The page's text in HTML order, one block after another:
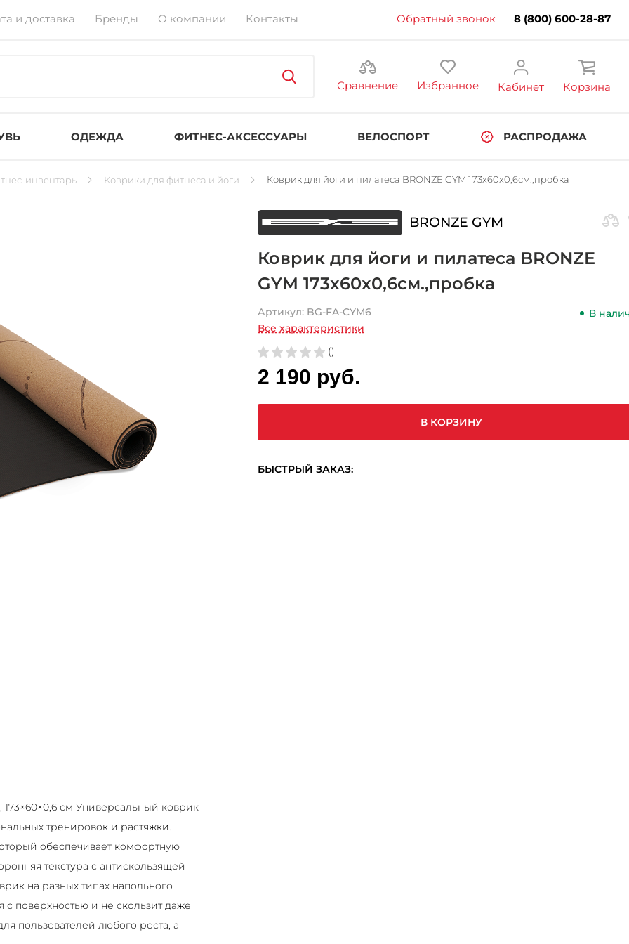
и доставка Бренды О компании Контакты Обратный звонок 8 (800) 600-28-87
Сравнение Избранное Кабинет Корзина
ОДЕЖДА ФИТНЕС-АКСЕССУАРЫ ВЕЛОСПОРТ РАСПРОДАЖА
инвентарь Коврики для фитнеса и йоги Коврик для йоги и пилатеса BRONZE GYM 173x60x0,6см.,пробка
см Универсальный коврик
тренировок и растяжки.
обеспечивает комфортную
текстура с антискользящей
на разных типах напольного
поверхностью и не скользит даже
пользователей любого роста, а
BRONZE GYM
Коврик для йоги и пилатеса BRONZE
GYM 173x60x0,6см.,пробка
Артикул: BG-FA-CYM6
В
Все характеристики
()
2 190 руб.
В КОРЗИНУ
БЫСТРЫЙ ЗАКАЗ: